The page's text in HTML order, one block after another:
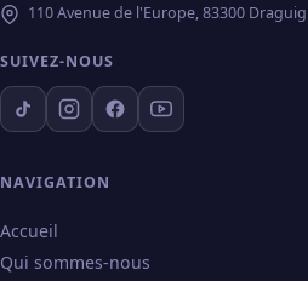
110 Avenue de l'Europe, 83300
SUIVEZ-NOUS
NAVIGATION
Accueil
Qui sommes-nous